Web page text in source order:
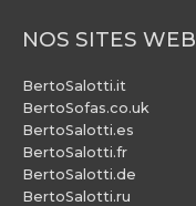
NOS SITES WEB
BertoSalotti.it
BertoSofas.co.uk
BertoSalotti.es
BertoSalotti.fr
BertoSalotti.de
BertoSalotti.ru